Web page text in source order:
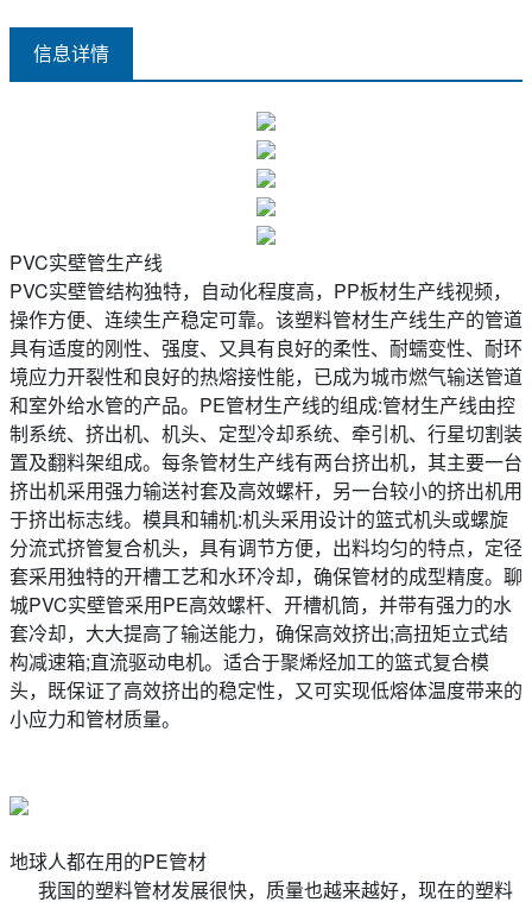
信息详情
PVC实壁管生产线
PVC实壁管结构独特，自动化程度高，PP板材生产线视频，
操作方便、连续生产稳定可靠。该塑料管材生产线生产的管道
具有适度的刚性、强度、又具有良好的柔性、耐蠕变性、耐环
境应力开裂性和良好的热熔接性能，已成为城市燃气输送管道
和室外给水管的产品。PE管材生产线的组成:管材生产线由控
制系统、挤出机、机头、定型冷却系统、牵引机、行星切割装
置及翻料架组成。每条管材生产线有两台挤出机，其主要一台
挤出机采用强力输送衬套及高效螺杆，另一台较小的挤出机用
于挤出标志线。模具和辅机:机头采用设计的篮式机头或螺旋
分流式挤管复合机头，具有调节方便，出料均匀的特点，定径
套采用独特的开槽工艺和水环冷却，确保管材的成型精度。聊
城PVC实壁管采用PE高效螺杆、开槽机筒，并带有强力的水
套冷却，大大提高了输送能力，确保高效挤出;高扭矩立式结
构减速箱;直流驱动电机。适合于聚烯烃加工的篮式复合模
头，既保证了高效挤出的稳定性，又可实现低熔体温度带来的
小应力和管材质量。
地球人都在用的PE管材
我国的塑料管材发展很快，质量也越来越好，现在的塑料